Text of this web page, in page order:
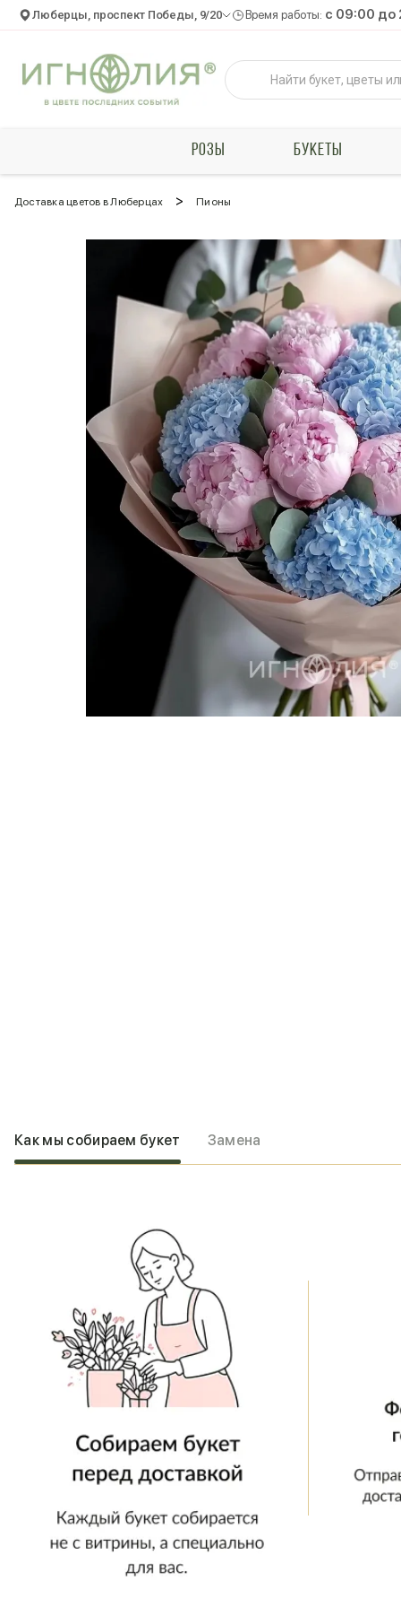
Люберцы, проспект Победы, 9/20 Время работы: c 09:00 до
РОЗЫ БУКЕТЫ
Доставка цветов в Люберцах > Пионы
Как мы собираем букет Замена